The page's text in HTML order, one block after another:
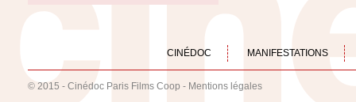
CINÉDOC MANIFESTATIONS
© 2015 - Cinédoc Paris Films Coop - Mentions légales